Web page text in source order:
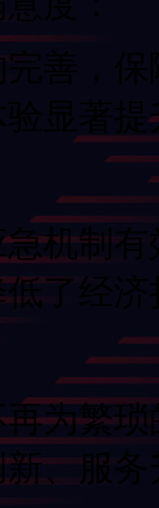
善
体验显著
机制
低了经
为繁琐
、